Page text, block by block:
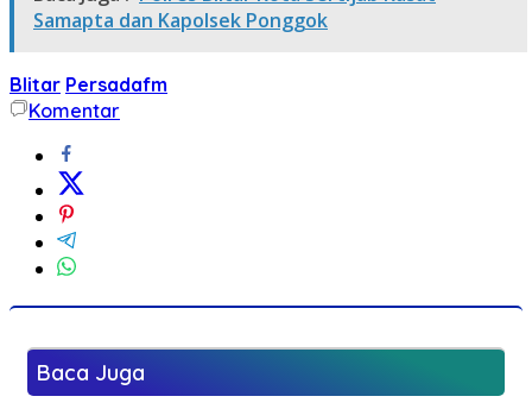
Samapta dan Kapolsek Ponggok
Blitar Persadafm
Komentar
Baca Juga